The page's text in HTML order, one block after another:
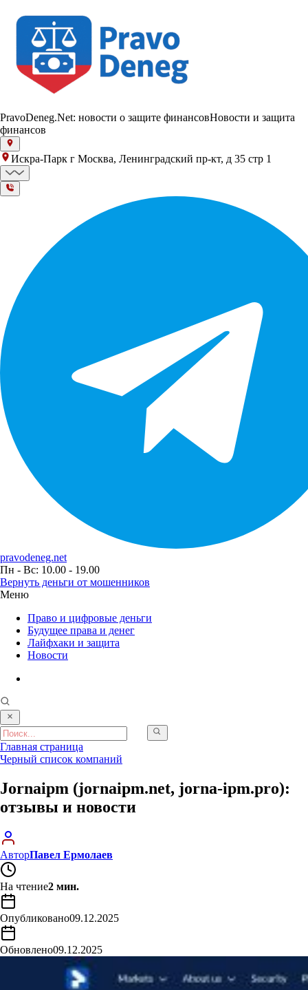
PravoDeneg.Net: новости о защите финансовНовости и защита
финансов
Искра-Парк г Москва, Ленинградский пр-кт, д 35 стр 1
pravodeneg.net
Пн - Вс: 10.00 - 19.00
Вернуть деньги от мошенников
Меню
Право и цифровые деньги
Будущее права и денег
Лайфхаки и защита
Новости
Главная страница
Черный список компаний
Jornaipm (jornaipm.net, jorna-ipm.pro):
отзывы и новости
АвторПавел Ермолаев
На чтение2 мин.
Опубликовано09.12.2025
Обновлено09.12.2025